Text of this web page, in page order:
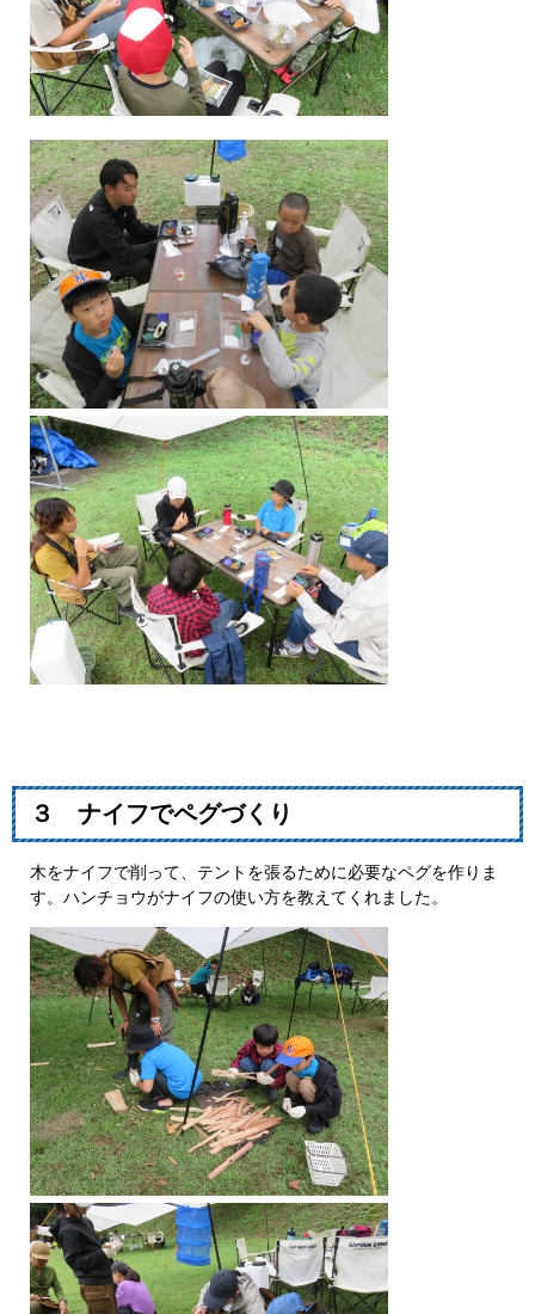
３ ナイフでペグづくり
木をナイフで削って、テントを張るために必要なペグを作りま
す。ハンチョウがナイフの使い方を教えてくれました。